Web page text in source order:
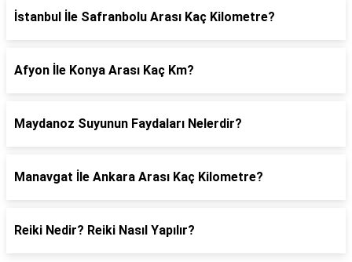
İstanbul İle Safranbolu Arası Kaç Kilometre?
Afyon İle Konya Arası Kaç Km?
Maydanoz Suyunun Faydaları Nelerdir?
Manavgat İle Ankara Arası Kaç Kilometre?
Reiki Nedir? Reiki Nasıl Yapılır?